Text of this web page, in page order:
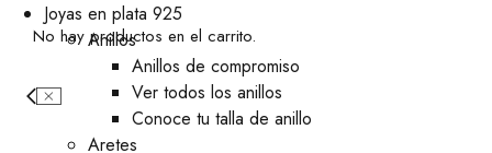
No hay productos en el carrito.
Joyas en plata 925
Anillos
Anillos de compromiso
Ver todos los anillos
Conoce tu talla de anillo
Aretes